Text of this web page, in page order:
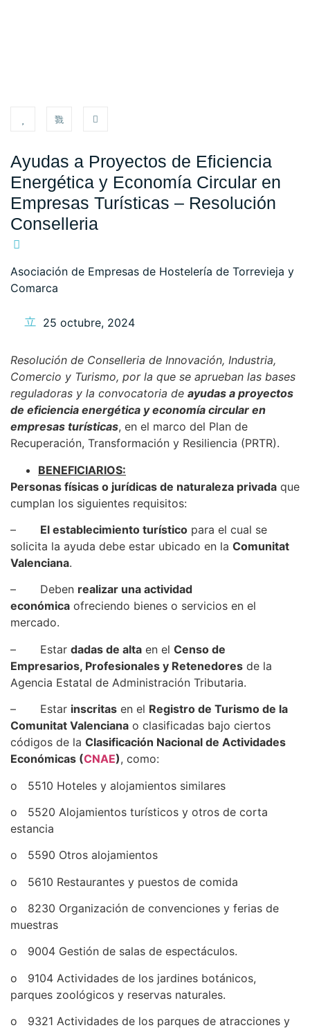
Ayudas a Proyectos de Eficiencia
Energética y Economía Circular en
Empresas Turísticas – Resolución
Conselleria
Asociación de Empresas de Hostelería de Torrevieja y
Comarca
25 octubre, 2024
Resolución de Conselleria de Innovación, Industria,
Comercio y Turismo, por la que se aprueban las bases
reguladoras y la convocatoria de ayudas a proyectos
de eficiencia energética y economía circular en
empresas turísticas, en el marco del Plan de
Recuperación, Transformación y Resiliencia (PRTR).
BENEFICIARIOS:
Personas físicas o jurídicas de naturaleza privada que
cumplan los siguientes requisitos:
– El establecimiento turístico para el cual se
solicita la ayuda debe estar ubicado en la Comunitat
Valenciana.
– Deben realizar una actividad
económica ofreciendo bienes o servicios en el
mercado.
– Estar dadas de alta en el Censo de
Empresarios, Profesionales y Retenedores de la
Agencia Estatal de Administración Tributaria.
– Estar inscritas en el Registro de Turismo de la
Comunitat Valenciana o clasificadas bajo ciertos
códigos de la Clasificación Nacional de Actividades
Económicas (CNAE), como:
o 5510 Hoteles y alojamientos similares
o 5520 Alojamientos turísticos y otros de corta
estancia
o 5590 Otros alojamientos
o 5610 Restaurantes y puestos de comida
o 8230 Organización de convenciones y ferias de
muestras
o 9004 Gestión de salas de espectáculos.
o 9104 Actividades de los jardines botánicos,
parques zoológicos y reservas naturales.
o 9321 Actividades de los parques de atracciones y